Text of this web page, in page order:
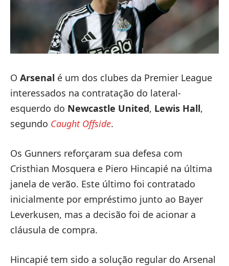
O Arsenal é um dos clubes da Premier League
interessados ​​na contratação do lateral-
esquerdo do Newcastle United, Lewis Hall,
segundo Caught Offside.
Os Gunners reforçaram sua defesa com
Cristhian Mosquera e Piero Hincapié na última
janela de verão. Este último foi contratado
inicialmente por empréstimo junto ao Bayer
Leverkusen, mas a decisão foi de acionar a
cláusula de compra.
Hincapié tem sido a solução regular do Arsenal